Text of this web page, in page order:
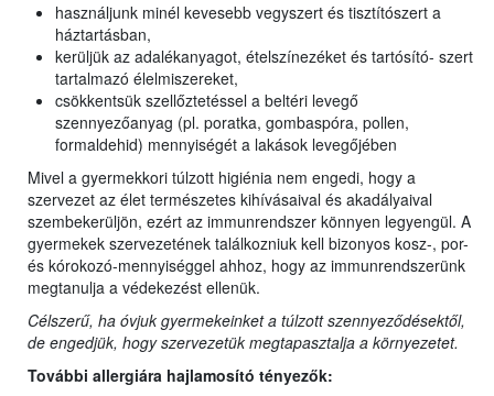
használjunk minél kevesebb vegyszert és tisztítószert a
háztartásban,
kerüljük az adalékanyagot, ételszínezéket és tartósító- szert
tartalmazó élelmiszereket,
csökkentsük szellőztetéssel a beltéri levegő
szennyezőanyag (pl. poratka, gombaspóra, pollen,
formaldehid) mennyiségét a lakások levegőjében
Mivel a gyermekkori túlzott higiénia nem engedi, hogy a
szervezet az élet természetes kihívásaival és akadályaival
szembekerüljön, ezért az immunrendszer könnyen legyengül. A
gyermekek szervezetének találkozniuk kell bizonyos kosz-, por-
és kórokozó-mennyiséggel ahhoz, hogy az immunrendszerünk
megtanulja a védekezést ellenük.
Célszerű, ha óvjuk gyermekeinket a túlzott szennyeződésektől,
de engedjük, hogy szervezetük megtapasztalja a környezetet.
További allergiára hajlamosító tényezők: